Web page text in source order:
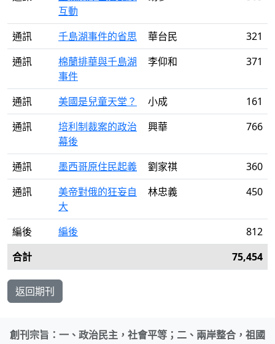
互動
通訊 千島湖事件的省思 華台民
321
通訊
棉蘭排華與千島湖
事件
李仰和 371
通訊 美國是兒童天堂？ 小成
161
通訊
培利制裁案的政治
幕後
興華 766
通訊 墨西哥原住民起義 劉家祺
360
通訊
美帝對俄的狂妄自
大
林忠義 450
編後 編後
812
合計
75,454
返回期刊
創刊宗旨：一、政治民主，社會平等；二、兩岸整合，祖國